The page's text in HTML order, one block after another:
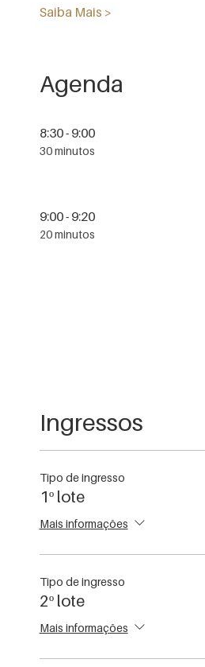
Saiba Mais >
Agenda
8:30 - 9:00
30 minutos
9:00 - 9:20
20 minutos
Ingressos
Tipo de ingresso
1º lote
Mais informações
Tipo de ingresso
2º lote
Mais informações